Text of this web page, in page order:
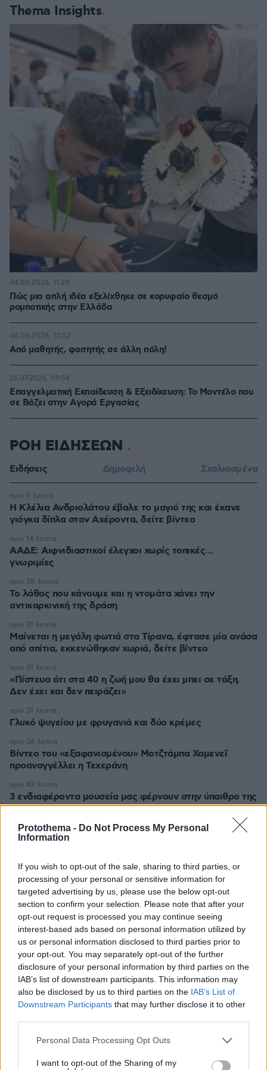
Protothema - Do Not Process My Personal
Information
If you wish to opt-out of the sale, sharing to third parties, or
processing of your personal or sensitive information for
targeted advertising by us, please use the below opt-out
section to confirm your selection. Please note that after your
opt-out request is processed you may continue seeing
interest-based ads based on personal information utilized by
us or personal information disclosed to third parties prior to
your opt-out. You may separately opt-out of the further
disclosure of your personal information by third parties on the
IAB’s list of downstream participants. This information may
also be disclosed by us to third parties on the IAB’s List of
Downstream Participants that may further disclose it to other
Please note that this website/app uses one or more Google
not limited to your visit or usage behaviour. You may click to
Personal Data Processing Opt Outs
I want to opt-out of the Sharing of my
Thema Insights
Πώς μια απλή ιδέα εξελίχθηκε σε κορυφαίο θεσμό
ρομποτικής στην Ελλάδα
04.08.2026, 11:20
Από μαθητής, φοιτητής σε άλλη πόλη!
06.08.2026, 10:52
Επαγγελματική Εκπαίδευση & Εξειδίκευση: Το Mοντέλο που
σε Bάζει στην Aγορά Eργασίας
26.07.2026, 09:54
ΡΟΗ ΕΙΔΗΣΕΩΝ
Ειδήσεις Δημοφιλή Σχολιασμένα
Η Κλέλια Ανδριολάτου έβαλε το μαγιό της και έκανε
γιόγκα δίπλα στον Αχέροντα, δείτε βίντεο
πριν 9 λεπτά
ΑΑΔΕ: Αιφνιδιαστικοί έλεγχοι χωρίς τοπικές…
γνωριμίες
πριν 14 λεπτά
Το λάθος που κάνουμε και η ντομάτα χάνει την
αντικαρκινική της δράση
πριν 28 λεπτά
Μαίνεται η μεγάλη φωτιά στα Τίρανα, έφτασε μία ανάσα
από σπίτια, εκκενώθηκαν χωριά, δείτε βίντεο
πριν 31 λεπτά
«Πίστευα ότι στα 40 η ζωή μου θα έχει μπει σε τάξη.
Δεν έχει και δεν πειράζει»
πριν 31 λεπτά
Γλυκό ψυγείου με φρυγανιά και δύο κρέμες
πριν 31 λεπτά
Βίντεο του «εξαφανισμένου» Μοτζτάμπα Χαμενεΐ
προαναγγέλλει η Τεχεράνη
πριν 36 λεπτά
3 ενδιαφέροντα μουσεία μας φέρνουν στην ύπαιθρο της
Χίου και σε επαφή με τη μοναδική της φύση
πριν 42 λεπτά
Η Βανέσα Παραντί ανακοίνωσε ότι χώρισε με τον
πριν 43 λεπτά
Ισχυροί άνεμοι και ριπές έως 9 μποφόρ τη Δευτέρα:
Ποιες περιοχές τίθενται σε κατάσταση κινητοποίησης
Red Code
πριν μία ώρα
ΔΕΙΤΕ ΟΛΕΣ ΤΙΣ ΕΙΔΗΣΕΙΣ
ΤΑ ΠΙΟ ΔΗΜΟΦΙΛΗ